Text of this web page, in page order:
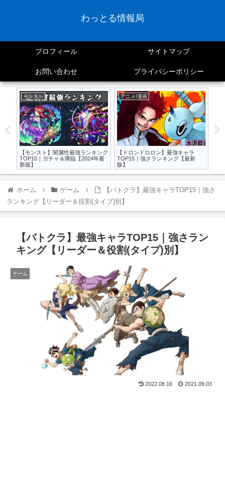
わっとる情報局
プロフィール サイトマップ
お問い合わせ プライバシーポリシー
モンスト
【モンスト】闇属性最強ランキング
TOP10｜ガチャ＆降臨【2024年最
新版】
アニメ/漫画
【ドロンドロロン】最強キャラ
TOP15｜強さランキング【最新
版】
ホーム ゲーム
【バトクラ】最強キャラTOP15｜強さ
ランキング【リーダー＆役割(タイプ)別】
【バトクラ】最強キャラTOP15｜強さラン
キング【リーダー＆役割(タイプ)別】
ゲーム
2022.08.16 2021.09.03